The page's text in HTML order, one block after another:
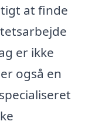
at finde
er ikke
også en